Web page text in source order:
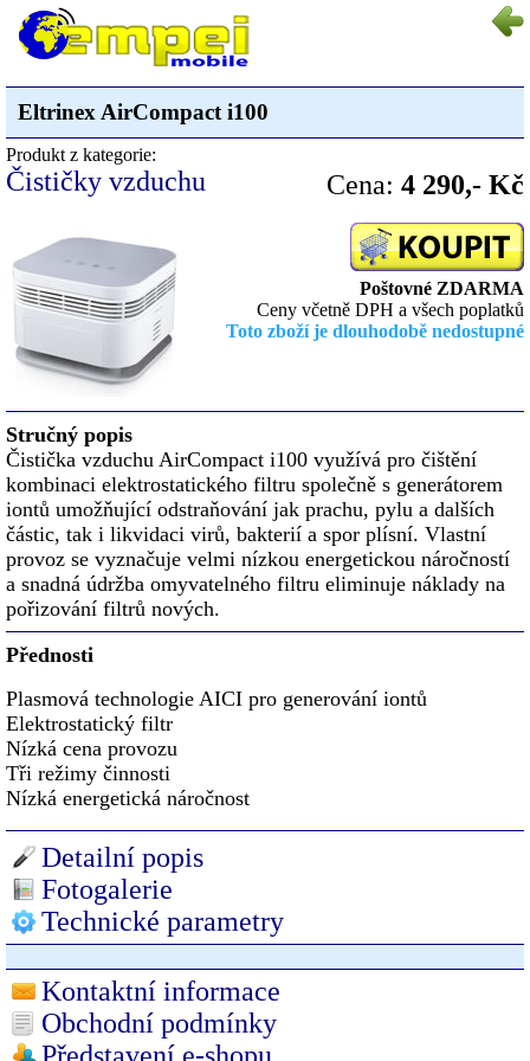
Eltrinex AirCompact i100
Produkt z kategorie:
Čističky vzduchu Cena: 4 290,- Kč
Poštovné ZDARMA
Ceny včetně DPH a všech poplatků
Toto zboží je dlouhodobě nedostupné
Stručný popis
Čistička vzduchu AirCompact i100 využívá pro čištění
kombinaci elektrostatického filtru společně s generátorem
iontů umožňující odstraňování jak prachu, pylu a dalších
částic, tak i likvidaci virů, bakterií a spor plísní. Vlastní
provoz se vyznačuje velmi nízkou energetickou náročností
a snadná údržba omyvatelného filtru eliminuje náklady na
pořizování filtrů nových.
Přednosti
Plasmová technologie AICI pro generování iontů
Elektrostatický filtr
Nízká cena provozu
Tři režimy činnosti
Nízká energetická náročnost
Detailní popis
Fotogalerie
Technické parametry
Kontaktní informace
Obchodní podmínky